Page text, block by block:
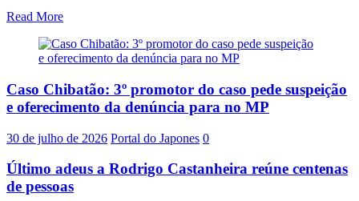
Read More
Caso Chibatão: 3º promotor do caso pede suspeição
e oferecimento da denúncia para no MP
30 de julho de 2026 Portal do Japones 0
Último adeus a Rodrigo Castanheira reúne centenas
de pessoas